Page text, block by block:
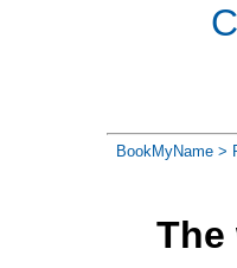
BookMyName >
The